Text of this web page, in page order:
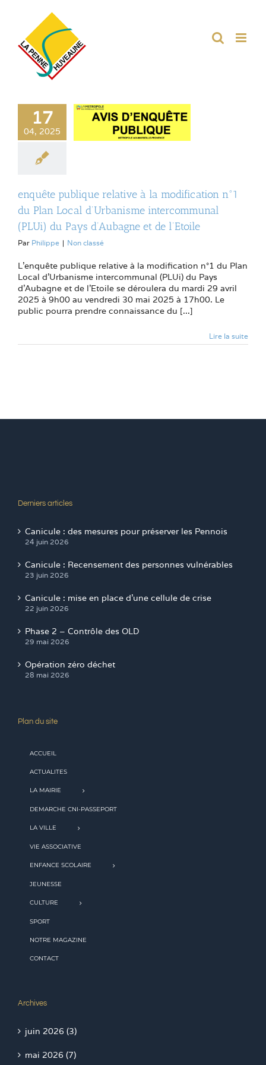
17
04, 2025
enquête publique relative à la modification n°1
du Plan Local d’Urbanisme intercommunal
(PLUi) du Pays d’Aubagne et de l’Etoile
Par Philippe | Non classé
L'enquête publique relative à la modification n°1 du Plan
Local d’Urbanisme intercommunal (PLUi) du Pays
d’Aubagne et de l’Etoile se déroulera du mardi 29 avril
2025 à 9h00 au vendredi 30 mai 2025 à 17h00. Le
public pourra prendre connaissance du [...]
Lire la suite
Derniers articles
Canicule : des mesures pour préserver les Pennois
24 juin 2026
Canicule : Recensement des personnes vulnérables
23 juin 2026
Canicule : mise en place d’une cellule de crise
22 juin 2026
Phase 2 – Contrôle des OLD
29 mai 2026
Opération zéro déchet
28 mai 2026
Plan du site
ACCUEIL
ACTUALITES
LA MAIRIE
DEMARCHE CNI-PASSEPORT
LA VILLE
VIE ASSOCIATIVE
ENFANCE SCOLAIRE
JEUNESSE
CULTURE
SPORT
NOTRE MAGAZINE
CONTACT
Archives
juin 2026 (3)
mai 2026 (7)